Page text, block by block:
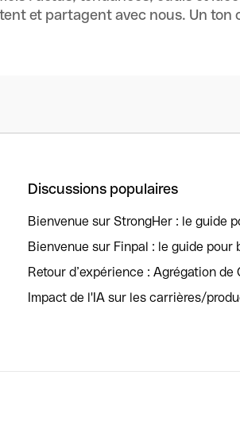
et partagent avec nous. Un ton
Discussions populaires
Bienvenue sur StrongHer : le guide
Bienvenue sur Finpal : le guide pour
Retour d’expérience : Agrégation de
Impact de l'IA sur les carrières/